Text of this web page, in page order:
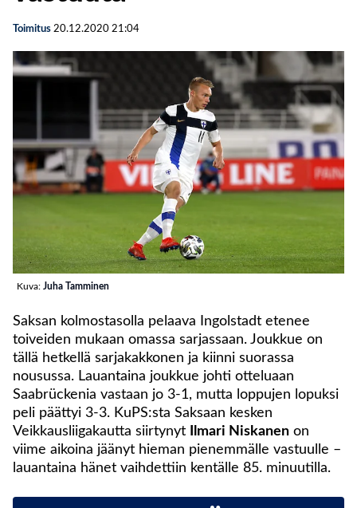
Toimitus 20.12.2020 21:04
Kuva: Juha Tamminen
Saksan kolmostasolla pelaava Ingolstadt etenee
toiveiden mukaan omassa sarjassaan. Joukkue on
tällä hetkellä sarjakakkonen ja kiinni suorassa
nousussa. Lauantaina joukkue johti otteluaan
Saabrückenia vastaan jo 3-1, mutta loppujen lopuksi
peli päättyi 3-3. KuPS:sta Saksaan kesken
Veikkausliigakautta siirtynyt
Ilmari Niskanen on
viime aikoina jäänyt hieman pienemmälle vastuulle –
lauantaina hänet vaihdettiin kentälle 85. minuutilla.